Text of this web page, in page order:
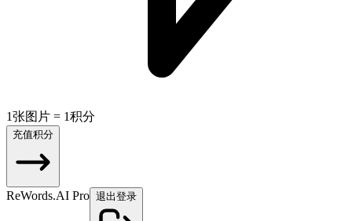
1张图片 = 1积分
充值积分
ReWords.AI Pro 退出登录